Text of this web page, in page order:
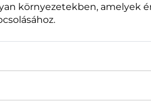
környezetekben, amelyek